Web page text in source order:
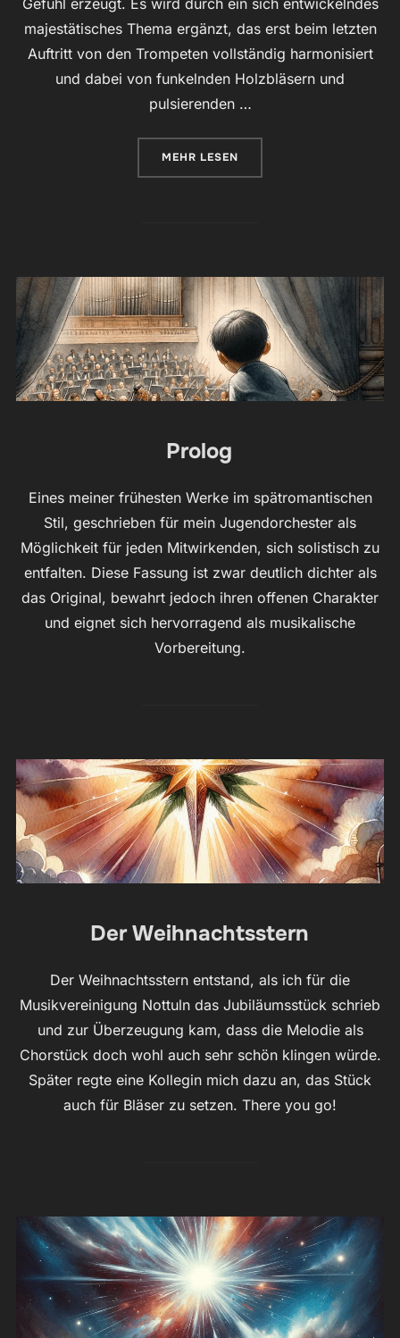
Gefühl erzeugt. Es wird durch ein sich entwickelndes
majestätisches Thema ergänzt, das erst beim letzten
Auftritt von den Trompeten vollständig harmonisiert
und dabei von funkelnden Holzbläsern und
pulsierenden …
MEHR ÜBER „NOTTULN“
LESEN
Prolog
Eines meiner frühesten Werke im spätromantischen
Stil, geschrieben für mein Jugendorchester als
Möglichkeit für jeden Mitwirkenden, sich solistisch zu
entfalten. Diese Fassung ist zwar deutlich dichter als
das Original, bewahrt jedoch ihren offenen Charakter
und eignet sich hervorragend als musikalische
Vorbereitung.
Der Weihnachtsstern
Der Weihnachtsstern entstand, als ich für die
Musikvereinigung Nottuln das Jubiläumsstück schrieb
und zur Überzeugung kam, dass die Melodie als
Chorstück doch wohl auch sehr schön klingen würde.
Später regte eine Kollegin mich dazu an, das Stück
auch für Bläser zu setzen. There you go!